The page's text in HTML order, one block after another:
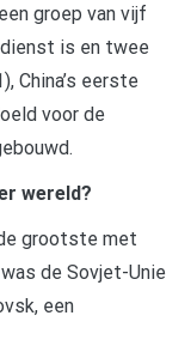
groep van vijf
dienst is en twee
China’s eerste
voor de
wereld?
grootste met
de Sovjet-Unie
een